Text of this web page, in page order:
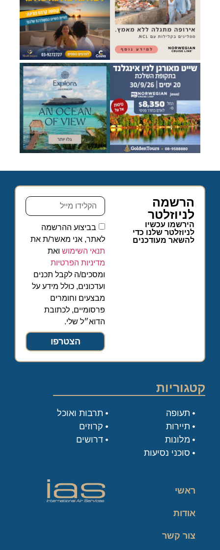
הרשמה
לניוזלטר
הירשמו עכשיו
לניוזלטר שלנו כדי
להשאר מעודכנים
בביצוע ההרשמה
לאתר, אני מאשר/ת את
תנאי השימוש ואת
מדיניות הפרטיות
ומסכים/ה לקבל תכנים
ועדכונים, כולל מידע על
מבצעים וחומרים
פרסומיים, לכתובת
הדוא״ל שלי.
הצטרפו
קטגוריות
תעופה
תיירות
מלונות
סוכני נסיעות
תרבות ואוכל
קרוזים
דרושים
ראשי
אודות
צור קשר